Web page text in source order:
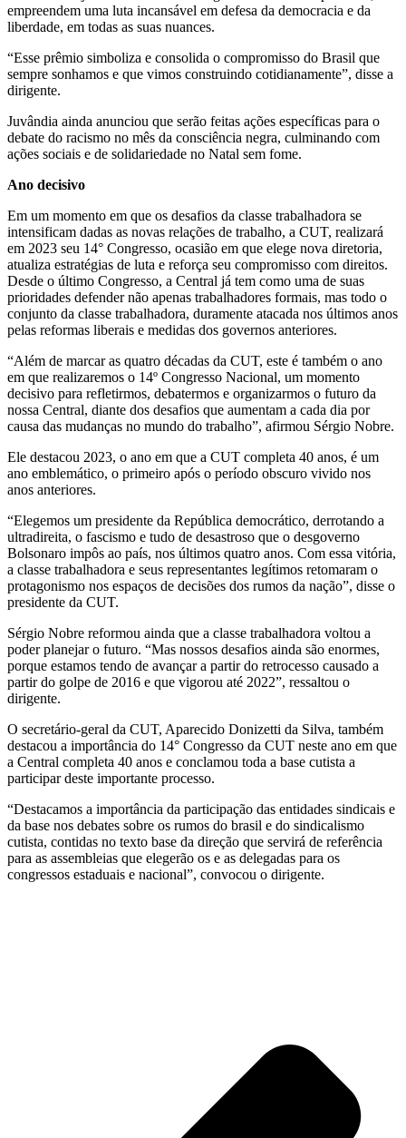
empreendem uma luta incansável em defesa da democracia e da
liberdade, em todas as suas nuances.
“Esse prêmio simboliza e consolida o compromisso do Brasil que
sempre sonhamos e que vimos construindo cotidianamente”, disse a
dirigente.
Juvândia ainda anunciou que serão feitas ações específicas para o
debate do racismo no mês da consciência negra, culminando com
ações sociais e de solidariedade no Natal sem fome.
Ano decisivo
Em um momento em que os desafios da classe trabalhadora se
intensificam dadas as novas relações de trabalho, a CUT, realizará
em 2023 seu 14° Congresso, ocasião em que elege nova diretoria,
atualiza estratégias de luta e reforça seu compromisso com direitos.
Desde o último Congresso, a Central já tem como uma de suas
prioridades defender não apenas trabalhadores formais, mas todo o
conjunto da classe trabalhadora, duramente atacada nos últimos anos
pelas reformas liberais e medidas dos governos anteriores.
“Além de marcar as quatro décadas da CUT, este é também o ano
em que realizaremos o 14º Congresso Nacional, um momento
decisivo para refletirmos, debatermos e organizarmos o futuro da
nossa Central, diante dos desafios que aumentam a cada dia por
causa das mudanças no mundo do trabalho”, afirmou Sérgio Nobre.
Ele destacou 2023, o ano em que a CUT completa 40 anos, é um
ano emblemático, o primeiro após o período obscuro vivido nos
anos anteriores.
“Elegemos um presidente da República democrático, derrotando a
ultradireita, o fascismo e tudo de desastroso que o desgoverno
Bolsonaro impôs ao país, nos últimos quatro anos. Com essa vitória,
a classe trabalhadora e seus representantes legítimos retomaram o
protagonismo nos espaços de decisões dos rumos da nação”, disse o
presidente da CUT.
Sérgio Nobre reformou ainda que a classe trabalhadora voltou a
poder planejar o futuro. “Mas nossos desafios ainda são enormes,
porque estamos tendo de avançar a partir do retrocesso causado a
partir do golpe de 2016 e que vigorou até 2022”, ressaltou o
dirigente.
O secretário-geral da CUT, Aparecido Donizetti da Silva, também
destacou a importância do 14° Congresso da CUT neste ano em que
a Central completa 40 anos e conclamou toda a base cutista a
participar deste importante processo.
“Destacamos a importância da participação das entidades sindicais e
da base nos debates sobre os rumos do brasil e do sindicalismo
cutista, contidas no texto base da direção que servirá de referência
para as assembleias que elegerão os e as delegadas para os
congressos estaduais e nacional”, convocou o dirigente.